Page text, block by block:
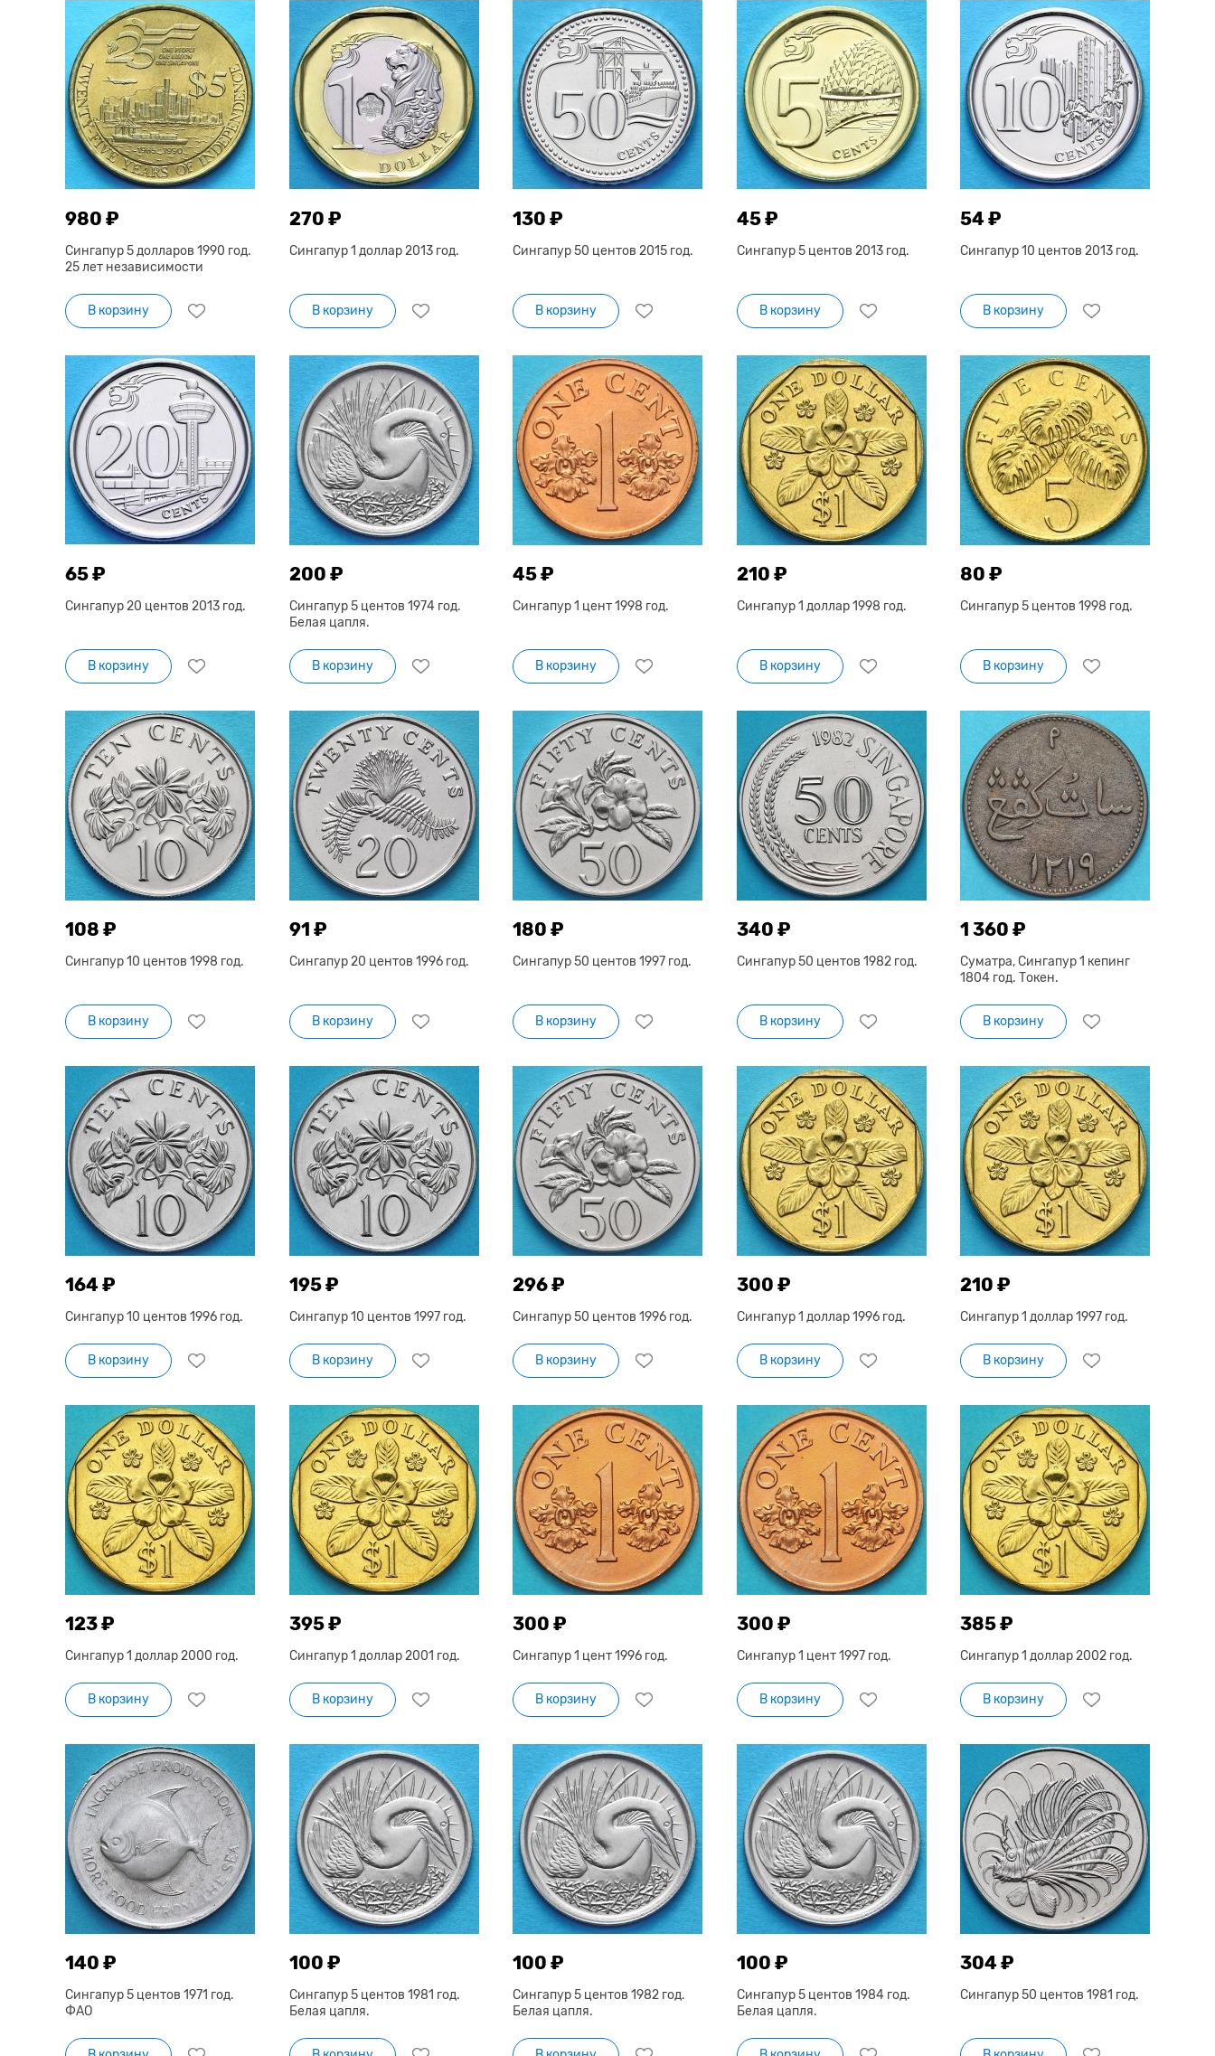
980 ₽
Сингапур 5 долларов 1990 год.
25 лет независимости
В корзину
270 ₽
Сингапур 1 доллар 2013 год.
В корзину
130 ₽
Сингапур 50 центов 2015 год.
В корзину
45 ₽
Сингапур 5 центов 2013 год.
В корзину
54 ₽
Сингапур 10 центов 2013 год.
В корзину
65 ₽
Сингапур 20 центов 2013 год.
В корзину
200 ₽
Сингапур 5 центов 1974 год.
Белая цапля.
В корзину
45 ₽
Сингапур 1 цент 1998 год.
В корзину
210 ₽
Сингапур 1 доллар 1998 год.
В корзину
80 ₽
Сингапур 5 центов 1998 год.
В корзину
108 ₽
Сингапур 10 центов 1998 год.
В корзину
91 ₽
Сингапур 20 центов 1996 год.
В корзину
180 ₽
Сингапур 50 центов 1997 год.
В корзину
340 ₽
Сингапур 50 центов 1982 год.
В корзину
1 360 ₽
Суматра, Сингапур 1 кепинг
1804 год. Токен.
В корзину
164 ₽
Сингапур 10 центов 1996 год.
В корзину
195 ₽
Сингапур 10 центов 1997 год.
В корзину
296 ₽
Сингапур 50 центов 1996 год.
В корзину
300 ₽
Сингапур 1 доллар 1996 год.
В корзину
210 ₽
Сингапур 1 доллар 1997 год.
В корзину
123 ₽
Сингапур 1 доллар 2000 год.
В корзину
395 ₽
Сингапур 1 доллар 2001 год.
В корзину
300 ₽
Сингапур 1 цент 1996 год.
В корзину
300 ₽
Сингапур 1 цент 1997 год.
В корзину
385 ₽
Сингапур 1 доллар 2002 год.
В корзину
140 ₽
Сингапур 5 центов 1971 год.
ФАО
100 ₽
Сингапур 5 центов 1981 год.
Белая цапля.
100 ₽
Сингапур 5 центов 1982 год.
Белая цапля.
100 ₽
Сингапур 5 центов 1984 год.
Белая цапля.
304 ₽
Сингапур 50 центов 1981 год.